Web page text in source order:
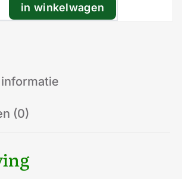
in winkelwagen
(0)